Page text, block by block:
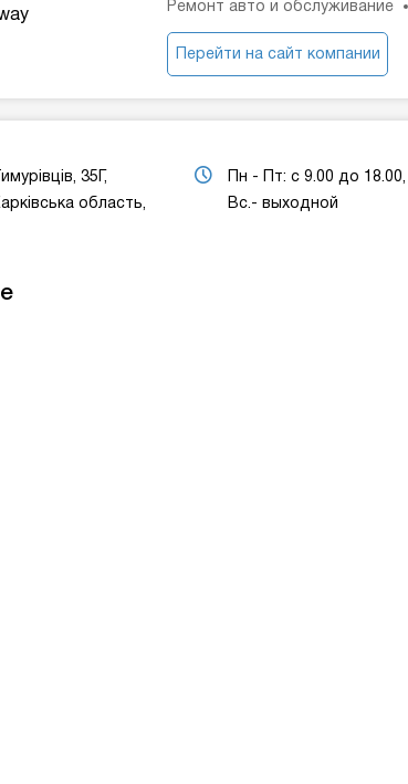
Ремонт авто и обслуживание
Перейти на сайт компании
35Г,
область,
Пн - Пт: с 9.00 до
Вс.- выходной